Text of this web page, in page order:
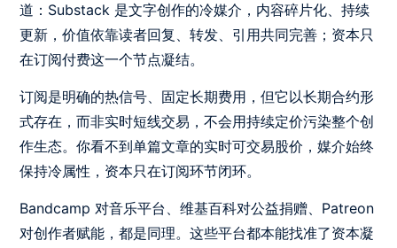
道：Substack 是文字创作的冷媒介，内容碎片化、持续
更新，价值依靠读者回复、转发、引用共同完善；资本只
在订阅付费这一个节点凝结。
订阅是明确的热信号、固定长期费用，但它以长期合约形
式存在，而非实时短线交易，不会用持续定价污染整个创
作生态。你看不到单篇文章的实时可交易股价，媒介始终
保持冷属性，资本只在订阅环节闭环。
Bandcamp 对音乐平台、维基百科对公益捐赠、Patreon
对创作者赋能，都是同理。这些平台都本能找准了资本凝